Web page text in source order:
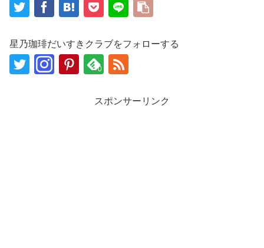
星乃珈琲だいすきクラブをフォローする
0
スポンサーリンク